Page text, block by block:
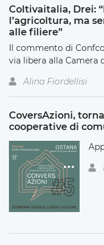
Coltivaitalia, Drei:
l’agricoltura, ma
alle filiere”
Il commento di
via libera alla Camera
Alina Fiordellisi
CoversAzioni,
cooperative di